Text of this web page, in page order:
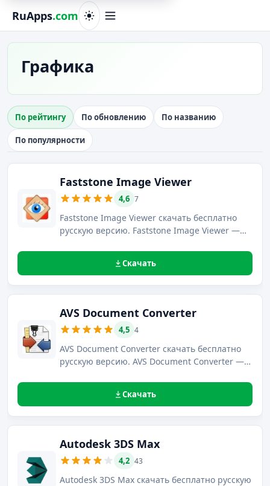
RuApps.com
Графика
По рейтингу По обновлению По названию
По популярности
Faststone Image Viewer
4,6 7
Faststone Image Viewer скачать бесплатно
русскую версию. Faststone Image Viewer —
посредством большого количества
FastStone.
Скачать
AVS Document Converter
4,5 4
AVS Document Converter скачать бесплатно
русскую версию. AVS Document Converter —
графический формат все популярные типы
Скачать
Autodesk 3DS Max
4,2 43
Autodesk 3DS Max скачать бесплатно русскую